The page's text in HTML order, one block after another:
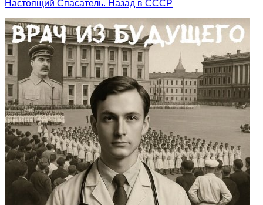
Настоящий Спасатель. Назад в СССР